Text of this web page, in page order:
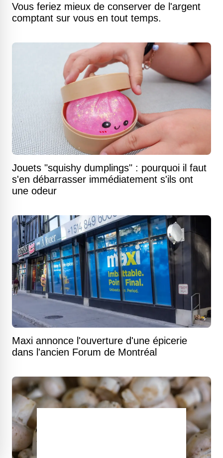
Vous feriez mieux de conserver de l'argent
comptant sur vous en tout temps.
Jouets "squishy dumplings" : pourquoi il faut
s'en débarrasser immédiatement s'ils ont
une odeur
Maxi annonce l'ouverture d'une épicerie
dans l'ancien Forum de Montréal